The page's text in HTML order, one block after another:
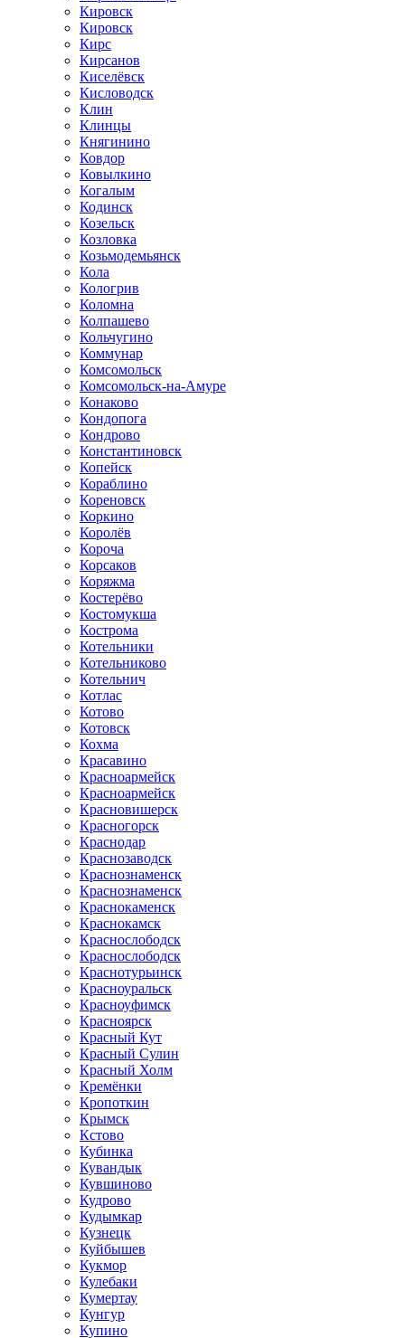
Кировск
Кировск
Кирс
Кирсанов
Киселёвск
Кисловодск
Клин
Клинцы
Княгинино
Ковдор
Ковылкино
Когалым
Кодинск
Козельск
Козловка
Козьмодемьянск
Кола
Кологрив
Коломна
Колпашево
Кольчугино
Коммунар
Комсомольск
Комсомольск-на-Амуре
Конаково
Кондопога
Кондрово
Константиновск
Копейск
Кораблино
Кореновск
Коркино
Королёв
Короча
Корсаков
Коряжма
Костерёво
Костомукша
Кострома
Котельники
Котельниково
Котельнич
Котлас
Котово
Котовск
Кохма
Красавино
Красноармейск
Красноармейск
Красновишерск
Красногорск
Краснодар
Краснозаводск
Краснознаменск
Краснознаменск
Краснокаменск
Краснокамск
Краснослободск
Краснослободск
Краснотурьинск
Красноуральск
Красноуфимск
Красноярск
Красный Кут
Красный Сулин
Красный Холм
Кремёнки
Кропоткин
Крымск
Кстово
Кубинка
Кувандык
Кувшиново
Кудрово
Кудымкар
Кузнецк
Куйбышев
Кукмор
Кулебаки
Кумертау
Кунгур
Купино